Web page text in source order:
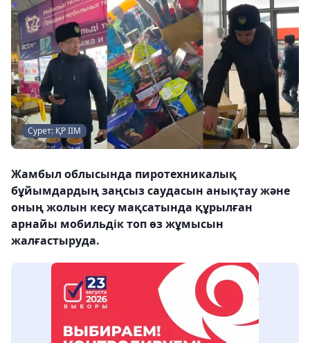
Сурет: ҚР ІІМ
Жамбыл облысында пиротехникалық
бұйымдардың заңсыз саудасын анықтау және
оның жолын кесу мақсатында құрылған
арнайы мобильдік топ өз жұмысын
жалғастыруда.